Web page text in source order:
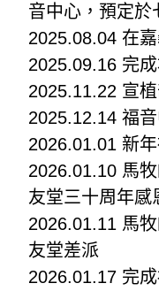
音中心，預定於
2025.08.04 在
2025.09.16 完
2025.11.22 宣
2025.12.14 福
2026.01.01 新
2026.01.10 馬
友堂三十周年感
2026.01.11 馬
友堂差派
2026.01.17 完